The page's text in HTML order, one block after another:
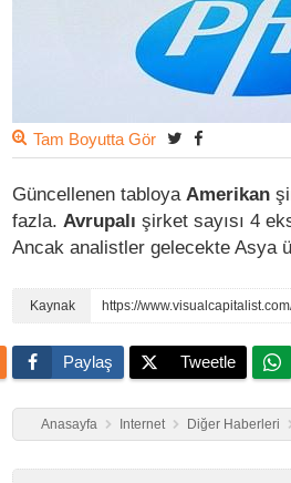
Tam Boyutta Gör
Güncellenen tabloya Amerikan
fazla. Avrupalı şirket sayısı 4
Ancak analistler gelecekte Asya
https://
Paylaş Tweetle
Anasayfa Internet Diğer Haberleri